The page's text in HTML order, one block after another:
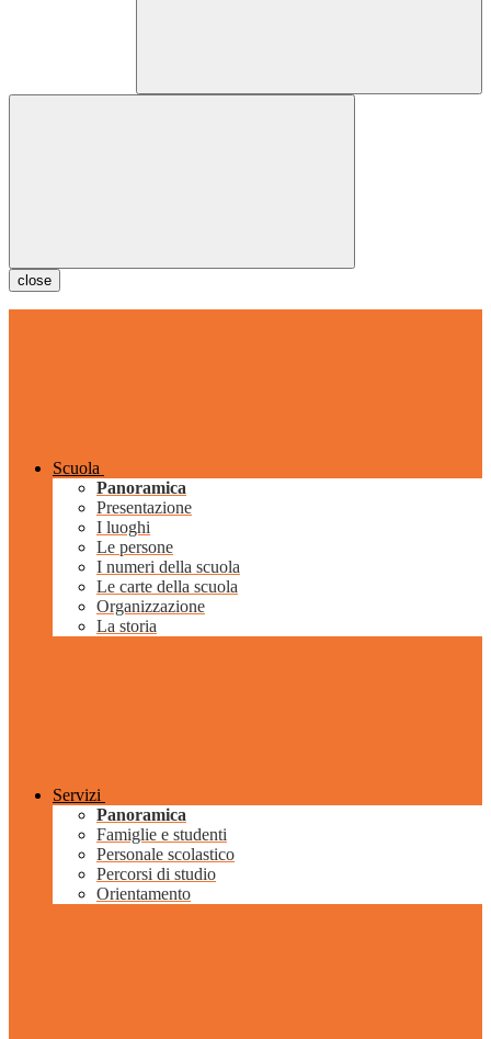
close
Scuola
Panoramica
Presentazione
I luoghi
Le persone
I numeri della scuola
Le carte della scuola
Organizzazione
La storia
Servizi
Panoramica
Famiglie e studenti
Personale scolastico
Percorsi di studio
Orientamento